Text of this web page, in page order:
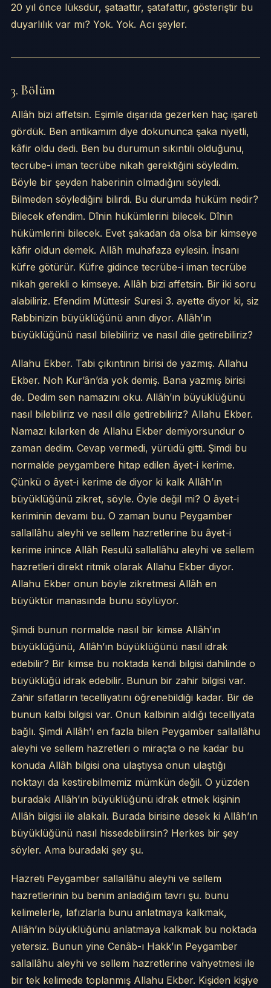
20 yıl önce lüksdür, şataattır, şatafattır, gösteriştir bu
duyarlılık var mı? Yok. Yok. Acı şeyler.
3. Bölüm
Allâh bizi affetsin. Eşimle dışarıda gezerken haç işareti
gördük. Ben antikamım diye dokununca şaka niyetli,
kâfir oldu dedi. Ben bu durumun sıkıntılı olduğunu,
tecrübe-i iman tecrübe nikah gerektiğini söyledim.
Böyle bir şeyden haberinin olmadığını söyledi.
Bilmeden söylediğini bilirdi. Bu durumda hüküm nedir?
Bilecek efendim. Dînin hükümlerini bilecek. Dînin
hükümlerini bilecek. Evet şakadan da olsa bir kimseye
kâfir oldun demek. Allâh muhafaza eylesin. İnsanı
küfre götürür. Küfre gidince tecrübe-i iman tecrübe
nikah gerekli o kimseye. Allâh bizi affetsin. Bir iki soru
alabiliriz. Efendim Müttesir Suresi 3. ayette diyor ki, siz
Rabbinizin büyüklüğünü anın diyor. Allâh’ın
büyüklüğünü nasıl bilebiliriz ve nasıl dile getirebiliriz?
Allahu Ekber. Tabi çıkıntının birisi de yazmış. Allahu
Ekber. Noh Kur’ân’da yok demiş. Bana yazmış birisi
de. Dedim sen namazını oku. Allâh’ın büyüklüğünü
nasıl bilebiliriz ve nasıl dile getirebiliriz? Allahu Ekber.
Namazı kılarken de Allahu Ekber demiyorsundur o
zaman dedim. Cevap vermedi, yürüdü gitti. Şimdi bu
normalde peygambere hitap edilen âyet-i kerime.
Çünkü o âyet-i kerime de diyor ki kalk Allâh’ın
büyüklüğünü zikret, söyle. Öyle değil mi? O âyet-i
keriminin devamı bu. O zaman bunu Peygamber
sallallâhu aleyhi ve sellem hazretlerine bu âyet-i
kerime inince Allâh Resulü sallallâhu aleyhi ve sellem
hazretleri direkt ritmik olarak Allahu Ekber diyor.
Allahu Ekber onun böyle zikretmesi Allâh en
büyüktür manasında bunu söylüyor.
Şimdi bunun normalde nasıl bir kimse Allâh’ın
büyüklüğünü, Allâh’ın büyüklüğünü nasıl idrak
edebilir? Bir kimse bu noktada kendi bilgisi dahilinde o
büyüklüğü idrak edebilir. Bunun bir zahir bilgisi var.
Zahir sıfatların tecelliyatını öğrenebildiği kadar. Bir de
bunun kalbi bilgisi var. Onun kalbinin aldığı tecelliyata
bağlı. Şimdi Allâh’ı en fazla bilen Peygamber sallallâhu
aleyhi ve sellem hazretleri o miraçta o ne kadar bu
konuda Allâh bilgisi ona ulaştıysa onun ulaştığı
noktayı da kestirebilmemiz mümkün değil. O yüzden
buradaki Allâh’ın büyüklüğünü idrak etmek kişinin
Allâh bilgisi ile alakalı. Burada birisine desek ki Allâh’ın
büyüklüğünü nasıl hissedebilirsin? Herkes bir şey
söyler. Ama buradaki şey şu.
Hazreti Peygamber sallallâhu aleyhi ve sellem
hazretlerinin bu benim anladığım tavrı şu. bunu
kelimelerle, lafızlarla bunu anlatmaya kalkmak,
Allâh’ın büyüklüğünü anlatmaya kalkmak bu noktada
yetersiz. Bunun yine Cenâb-ı Hakk’ın Peygamber
sallallâhu aleyhi ve sellem hazretlerine vahyetmesi ile
bir tek kelimede toplanmış Allahu Ekber. Kişiden kişiye